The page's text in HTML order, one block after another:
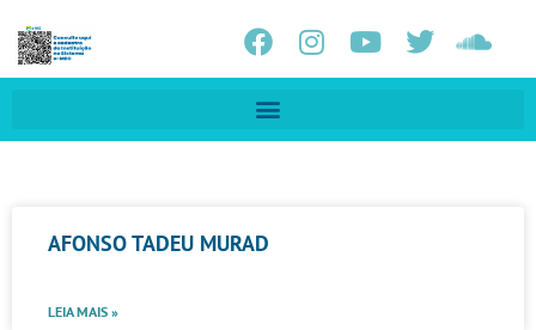
AFONSO TADEU MURAD
LEIA MAIS »